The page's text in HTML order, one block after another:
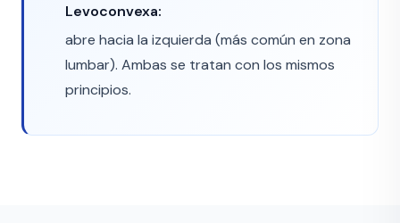
Levoconvexa:
abre hacia la izquierda (más común en zona
lumbar). Ambas se tratan con los mismos
principios.